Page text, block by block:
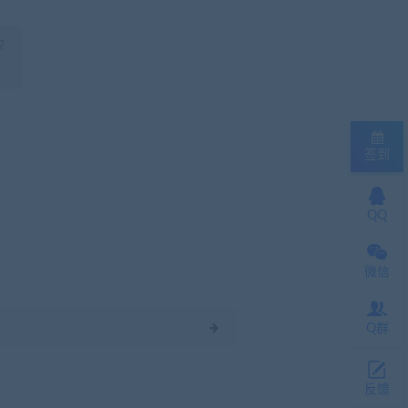
QQ
微信
Q群
反馈